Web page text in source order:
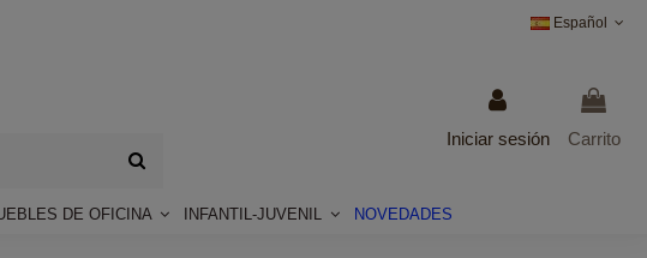
Español
Iniciar sesión Carrito
DE OFICINA INFANTIL-JUVENIL NOVEDADES